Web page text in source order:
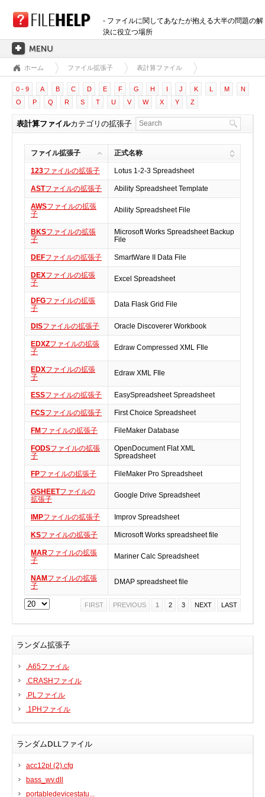
- ファイルに関してあなたが抱える大半の問題の解
決に役立つ場所
ホーム
拡張子のカテゴリー
3D画像ファイル
音声ファイル
CADファイル
圧縮ファイル
データファイル
データベースファイル
開発用ファイル
ディスクイメージファイル
暗号化されたファイル
実行ファイル
フォントファイル
ゲームファイル
GISファイル
ページレイアウトファイル
プラグインファイル
プラグインファイル
表計算ファイル
システムファイル
テキストファイル
ベクトル画像ファイル
動画ファイル
インターネットファイル
ドライバのカテゴリー
BIOS
Bluetooth
カードリーダー
デジタルカメラ、インターネット
DVD /ブルーレイ・プレーヤー
グラフィックカード
ジョイスティック、ゲームパッド
キーボード＆マウス
携帯電話
モニター
マザーボード
ネットワークアダプタ
他のドライバやツール
ホーム ファイル拡張子 表計算ファイル
0 - 9 A B C D E F G H I J K L M
N
O
P Q R S T U V W X Y Z
表計算ファイルカテゴリの拡張子
ファイル拡張子 正式名称
123ファイルの拡張子 Lotus 1-2-3 Spreadsheet
ASTファイルの拡張子 Ability Spreadsheet Template
AWSファイルの拡張
子
Ability Spreadsheet File
BKSファイルの拡張
子
Microsoft Works Spreadsheet Backup
File
DEFファイルの拡張子 SmartWare II Data File
DEXファイルの拡張
子
Excel Spreadsheet
DFGファイルの拡張
子
Data Flask Grid File
DISファイルの拡張子 Oracle Discoverer Workbook
EDXZファイルの拡張
子
Edraw Compressed XML FIle
EDXファイルの拡張
子
Edraw XML FIle
ESSファイルの拡張子 EasySpreadsheet Spreadsheet
FCSファイルの拡張子 First Choice Spreadsheet
FM ファイルの拡張子 FileMaker Database
FODSファイルの拡張
子
OpenDocument Flat XML
Spreadsheet
FPファイルの拡張子 FileMaker Pro Spreadsheet
GSHEETファイルの
拡張子
Google Drive Spreadsheet
IMPファイルの拡張子 Improv Spreadsheet
KSファイルの拡張子 Microsoft Works spreadsheet file
MARファイルの拡張
子
Mariner Calc Spreadsheet
NAM ファイルの拡張
子
DMAP spreadsheet file
FIRST PREVIOUS 1 2 3 NEXT LAST
ランダム拡張子
.A65ファイル
.CRASHファイル
.PLファイル
.1PHファイル
ランダムDLLファイル
acc12pl (2).cfg
bass_wv.dll
portabledevicestatu...